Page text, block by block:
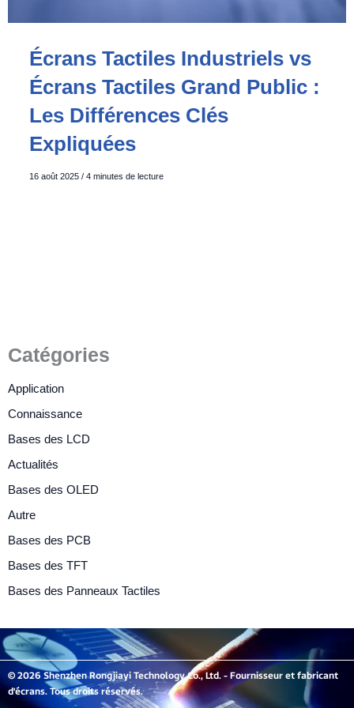
Catégories
Application
Connaissance
Bases des LCD
Actualités
Bases des OLED
Autre
Bases des PCB
Bases des TFT
Bases des Panneaux Tactiles
Écrans Tactiles Industriels vs
Écrans Tactiles Grand Public :
Les Différences Clés
Expliquées
16 août 2025 / 4 minutes de lecture
© 2026 Shenzhen Rongjiayi Technology Co., Ltd. - Fournisseur et fabricant
d'écrans. Tous droits réservés.